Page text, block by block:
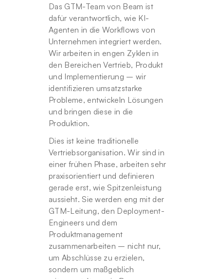
Das GTM-Team von Beam ist
dafür verantwortlich, wie KI-
Agenten in die Workflows von
Unternehmen integriert werden.
Wir arbeiten in engen Zyklen in
den Bereichen Vertrieb, Produkt
und Implementierung – wir
identifizieren umsatzstarke
Probleme, entwickeln Lösungen
und bringen diese in die
Produktion.
Dies ist keine traditionelle
Vertriebsorganisation. Wir sind in
einer frühen Phase, arbeiten sehr
praxisorientiert und definieren
gerade erst, wie Spitzenleistung
aussieht. Sie werden eng mit der
GTM-Leitung, den Deployment-
Engineers und dem
Produktmanagement
zusammenarbeiten – nicht nur,
um Abschlüsse zu erzielen,
sondern um maßgeblich